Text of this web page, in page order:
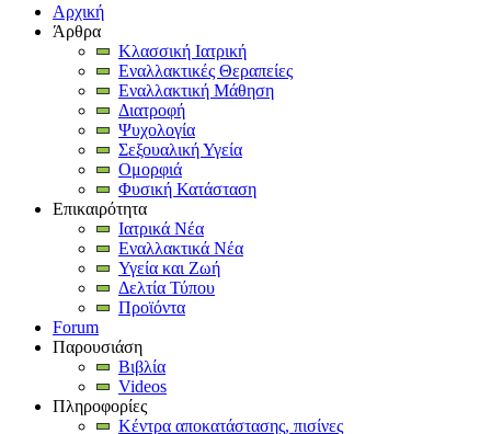
Αρχική
Άρθρα
Κλασσική Ιατρική
Εναλλακτικές Θεραπείες
Εναλλακτική Μάθηση
Διατροφή
Ψυχολογία
Σεξουαλική Υγεία
Ομορφιά
Φυσική Κατάσταση
Επικαιρότητα
Ιατρικά Νέα
Εναλλακτικά Νέα
Υγεία και Ζωή
Δελτία Τύπου
Προϊόντα
Forum
Παρουσιάση
Βιβλία
Videos
Πληροφορίες
Κέντρα αποκατάστασης, πισίνες